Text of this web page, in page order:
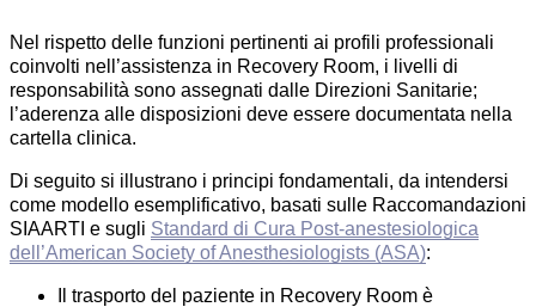
Nel rispetto delle funzioni pertinenti ai profili professionali
coinvolti nell’assistenza in Recovery Room, i livelli di
responsabilità sono assegnati dalle Direzioni Sanitarie;
l’aderenza alle disposizioni deve essere documentata nella
cartella clinica.
Di seguito si illustrano i principi fondamentali, da intendersi
come modello esemplificativo, basati sulle Raccomandazioni
SIAARTI e sugli Standard di Cura Post-anestesiologica
dell’American Society of Anesthesiologists (ASA):
Il trasporto del paziente in Recovery Room è